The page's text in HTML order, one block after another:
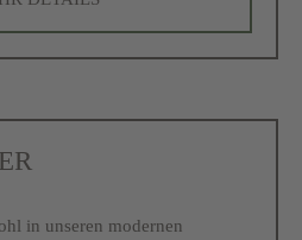
in unseren modernen